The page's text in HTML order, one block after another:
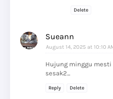
Delete
Sueann
August 14, 2025 at 10:10
Hujung minggu mesti
sesak2...
Reply Delete